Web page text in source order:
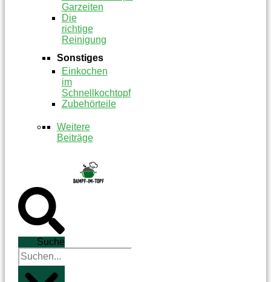
Garzeiten
Die
richtige
Reinigung
Sonstiges
Einkochen
im
Schnellkochtopf
Zubehörteile
Weitere
Beiträge
Suche